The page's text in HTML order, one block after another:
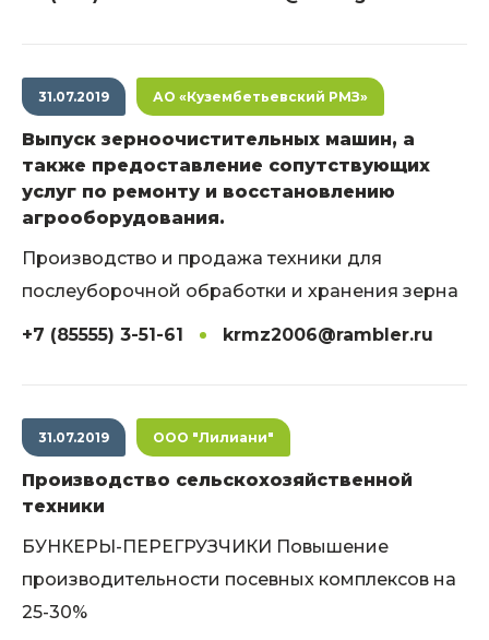
31.07.2019 АО «Кузембетьевский РМЗ»
Выпуск зерноочистительных машин, а
также предоставление сопутствующих
услуг по ремонту и восстановлению
агрооборудования.
Производство и продажа техники для
послеуборочной обработки и хранения зерна
+7 (85555) 3-51-61 krmz2006@rambler.ru
31.07.2019 ООО "Лилиани"
Производство сельскохозяйственной
техники
БУНКЕРЫ-ПЕРЕГРУЗЧИКИ Повышение
производительности посевных комплексов на
25-30%